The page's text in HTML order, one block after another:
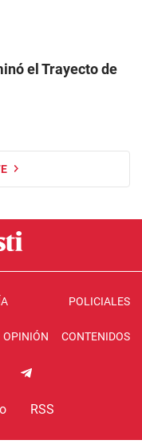
el Trayecto de
POLICIALES
OPINIÓN CONTENIDOS
RSS